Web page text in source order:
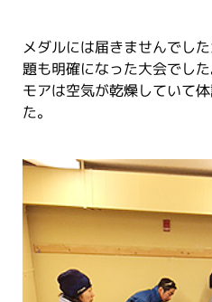
メダルには届きませんでし
題も明確になった大会でし
モアは空気が乾燥していて
た。